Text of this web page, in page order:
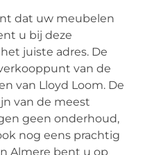
dat uw meubelen
u bij deze
juiste adres. De
van de
van Lloyd Loom. De
van de meest
geen onderhoud,
nog eens prachtig
Almere bent u op